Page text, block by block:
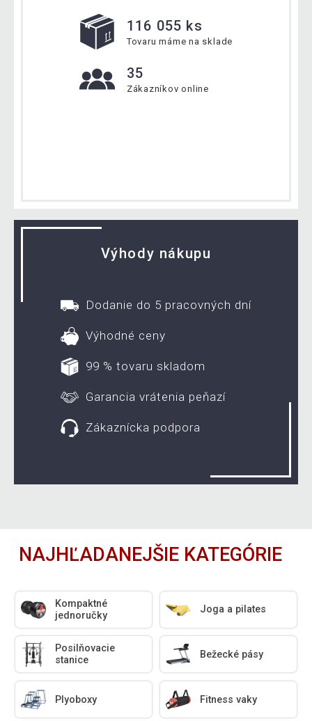
116 055 ks
Tovaru máme na sklade
35
Zákazníkov online
Výhody nákupu
Dodanie do 5 pracovných dní
Výhodné ceny
99 % tovaru skladom
Garancia vrátenia peňazí
Zákaznícka podpora
NAJHĽADANEJŠIE KATEGÓRIE
Kompaktné
jednoručky
Joga a pilates
Posilňovacie
stanice
Bežecké pásy
Plyoboxy Fitness vaky